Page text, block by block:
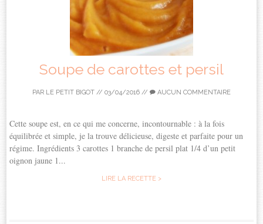
Soupe de carottes et persil
PAR LE PETIT BIGOT // 03/04/2016 // AUCUN COMMENTAIRE
Cette soupe est, en ce qui me concerne, incontournable : à la fois
équilibrée et simple, je la trouve délicieuse, digeste et parfaite pour un
régime. Ingrédients 3 carottes 1 branche de persil plat 1/4 d’un petit
oignon jaune 1...
LIRE LA RECETTE >